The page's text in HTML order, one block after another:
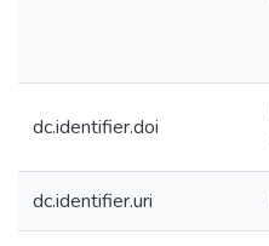
dc.identifier.doi
dc.identifier.uri